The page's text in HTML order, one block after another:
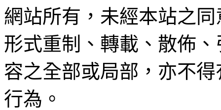
網站所有，未經本站之
形式重制、轉載、散佈
容之全部或局部，亦不
行為。